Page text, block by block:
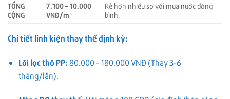
TỔNG
CỘNG
7.100 – 10.000
VNĐ/m³
Rẻ hơn nhiều so với mua nước đóng
bình.
Chi tiết linh kiện thay thế định kỳ:
Lõi lọc thô PP:80.000 – 180.000 VNĐ (Thay 3-6
tháng/lần).